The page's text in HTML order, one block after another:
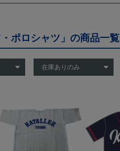
ポロシャツ」の商品一覧